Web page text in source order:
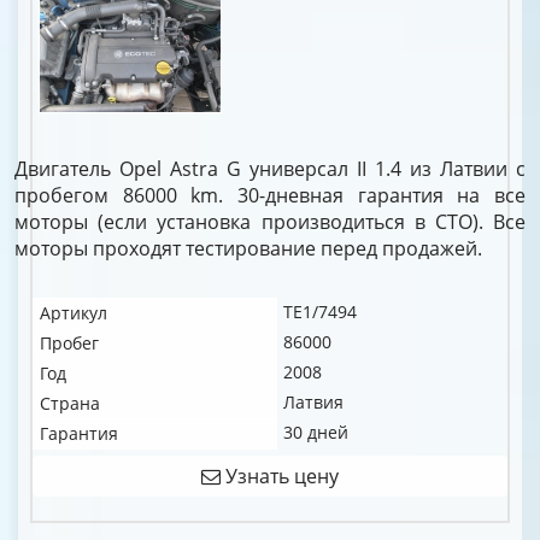
Двигатель Opel Astra G универсал II 1.4 из Латвии с
пробегом 86000 km. 30-дневная гарантия на все
моторы (если установка производиться в СТО). Все
моторы проходят тестирование перед продажей.
Артикул
TE1/7494
Пробег
86000
Год
2008
Страна
Латвия
Гарантия
30 дней
Узнать цену